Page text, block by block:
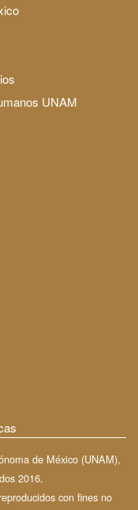
UNAM
de México (UNAM),
2016.
con fines no